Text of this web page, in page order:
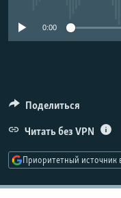
Все сайты РСЕ/РС
0:00
Поделиться
Читать без VPN
Приоритетный источник